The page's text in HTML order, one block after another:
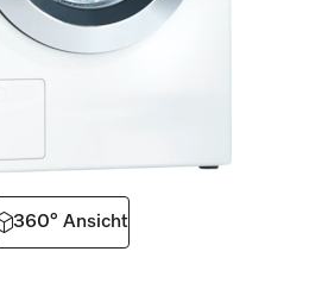
360° Ansicht